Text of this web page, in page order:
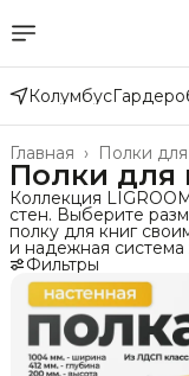
Колумбус
Полки
Главная ›
Полки для
Коллекция
стен. Выберите
полку для книг
и надежная система
Фильтры